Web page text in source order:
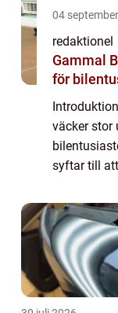
04
redaktionel
Gammal
för
väcker stor
syftar till
kommer
typer s...